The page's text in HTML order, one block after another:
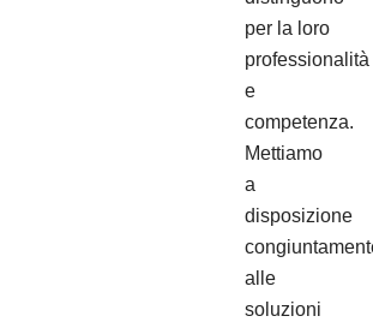
per la loro
professionalità
e
competenza.
Mettiamo
a
disposizione
alle
soluzioni